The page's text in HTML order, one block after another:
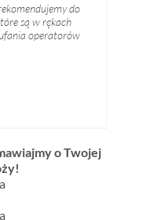
do
są w rękach
operatorów
o Twojej